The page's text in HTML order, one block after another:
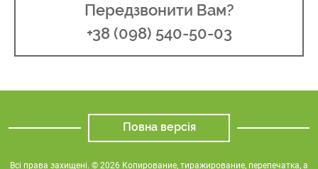
Передзвонити Вам?
+38 (098) 540-50-03
Повна версія
Всі права захищені. © 2026 Копирование, тиражирование, перепечатка, а